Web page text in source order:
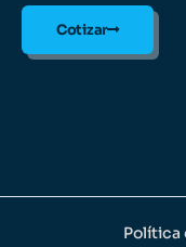
Cotizar
Política